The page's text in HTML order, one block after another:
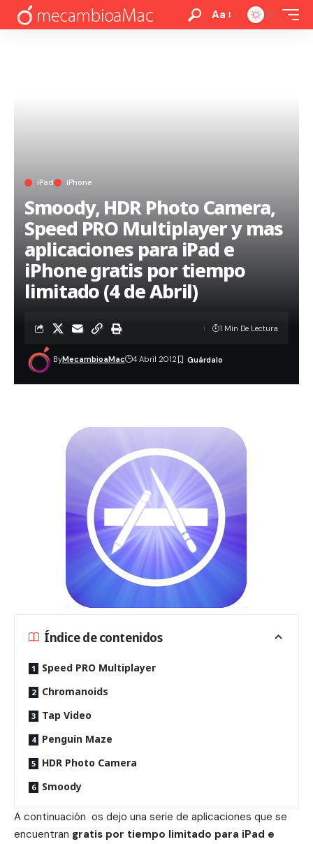
Aa
iPad iPhone
Smoody, HDR Photo Camera,
Speed PRO Multiplayer y mas
aplicaciones para iPad e
iPhone gratis por tiempo
limitado (4 de Abril)
ByMecambioaMac 4 Abril 2012
1 Min De Lectura
Índice de contenidos
Speed PRO Multiplayer
Chromanoids
Tap Video
Penguin Maze
HDR Photo Camera
Smoody
A continuación os dejo una serie de aplicaciones que se
encuentran gratis por tiempo limitado para iPad e